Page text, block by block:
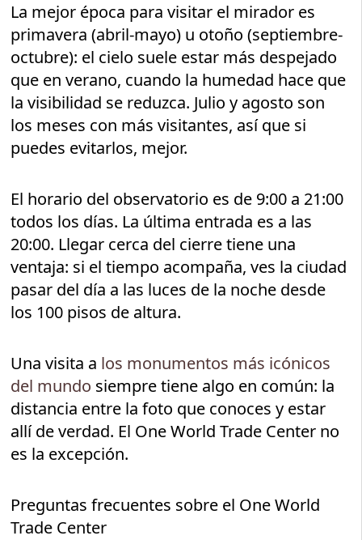
La mejor época para visitar el mirador es
primavera (abril-mayo) u otoño (septiembre-
octubre): el cielo suele estar más despejado
que en verano, cuando la humedad hace que
la visibilidad se reduzca. Julio y agosto son
los meses con más visitantes, así que si
puedes evitarlos, mejor.
El horario del observatorio es de 9:00 a 21:00
todos los días. La última entrada es a las
20:00. Llegar cerca del cierre tiene una
ventaja: si el tiempo acompaña, ves la ciudad
pasar del día a las luces de la noche desde
los 100 pisos de altura.
Una visita a los monumentos más icónicos
del mundo siempre tiene algo en común: la
distancia entre la foto que conoces y estar
allí de verdad. El One World Trade Center no
es la excepción.
Preguntas frecuentes sobre el One World
Trade Center